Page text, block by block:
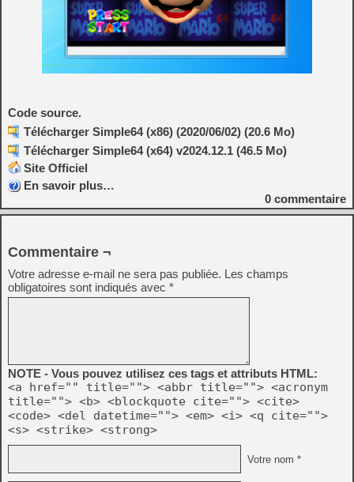
Code source.
Télécharger Simple64 (x86) (2020/06/02) (20.6 Mo)
Télécharger Simple64 (x64) v2024.12.1 (46.5 Mo)
Site Officiel
En savoir plus…
0 commentaire
Commentaire ¬
Votre adresse e-mail ne sera pas publiée. Les champs
obligatoires sont indiqués avec *
NOTE - Vous pouvez utilisez ces tags et attributs HTML:
<a href="" title=""> <abbr title=""> <acronym
title=""> <b> <blockquote cite=""> <cite>
<code> <del datetime=""> <em> <i> <q cite="">
<s> <strike> <strong>
Votre nom *